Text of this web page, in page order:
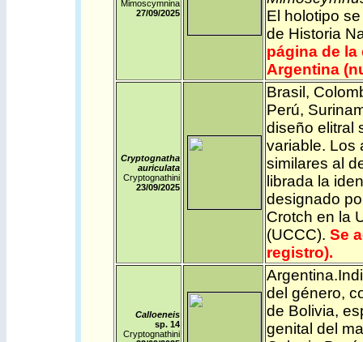
Mimoscymnina
27/09/2025
El holotipo
de Historia
página de la
Argentina
Cryptognatha
auriculata
Cryptognathini
23/09/2025
Brasil ,
Perú,
diseño elitral
variable. Los
similares al
librada la
designado
Crotch en la
(UCCC). Se
registro).
Calloeneis
sp. 14
Cryptognathini
Argentina.
del género,
de Bolivia,
genital del